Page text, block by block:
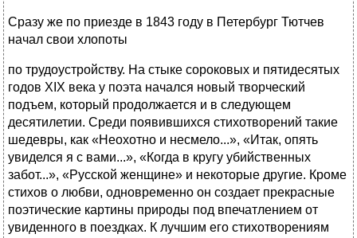
Сразу же по приезде в 1843 году в Петербург Тютчев
начал свои хлопоты
по трудоустройству. На стыке сороковых и пятидесятых
годов XIX века у поэта начался новый творческий
подъем, который продолжается и в следующем
десятилетии. Среди появившихся стихотворений такие
шедевры, как «Неохотно и несмело...», «Итак, опять
увиделся я с вами...», «Когда в кругу убийственных
забот...», «Русской женщине» и некоторые другие. Кроме
стихов о любви, одновременно он создает прекрасные
поэтические картины природы под впечатлением от
увиденного в поездках. К лучшим его стихотворениям